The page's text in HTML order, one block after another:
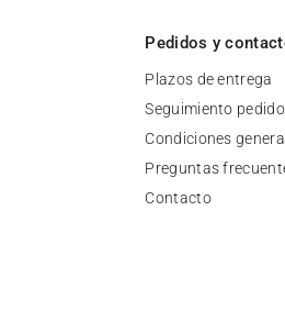
Pedidos y
Plazos de entrega
Seguimiento pedido
Condiciones
Preguntas
Contacto